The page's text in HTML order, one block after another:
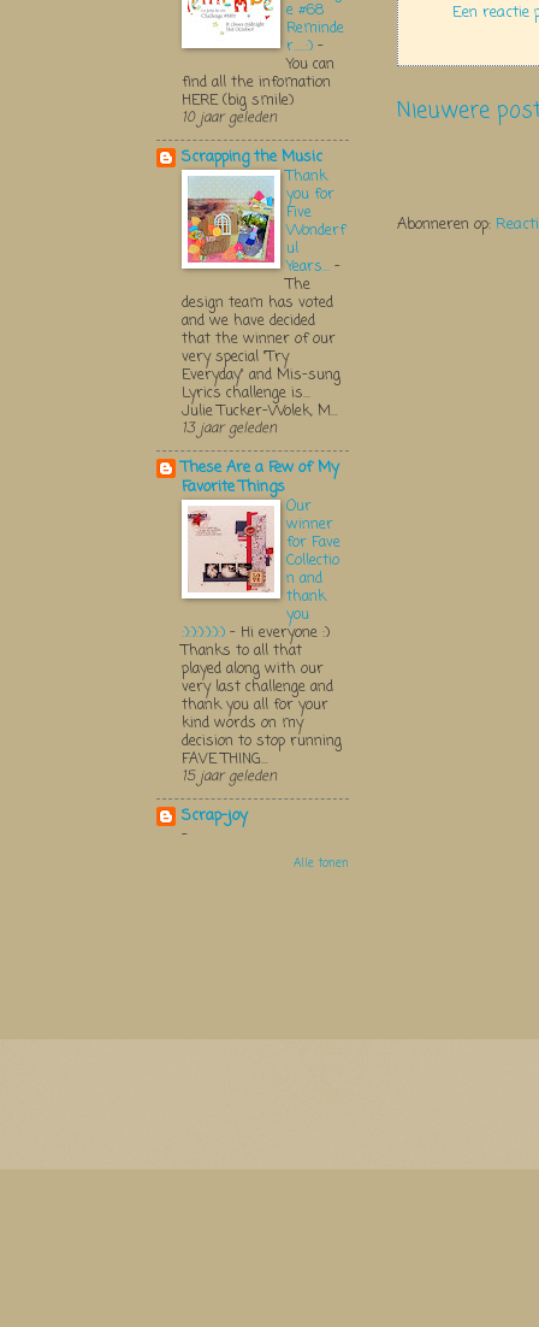
Een reactie
Nieuwere
Abonneren op:
e #68
Reminde
r.....:) -
You can
find all the infomation
HERE (big smile)
10 jaar geleden
Scrapping the Music
Thank
you for
Five
Wonderf
ul
Years... -
The
design team has voted
and we have decided
that the winner of our
very special "Try
Everyday" and Mis-sung
Lyrics challenge is...
Julie Tucker-Wolek, M...
13 jaar geleden
These Are a Few of My
Favorite Things
Our
winner
for Fave
Collectio
n and
thank
you
:):):):):):) - Hi everyone :)
Thanks to all that
played along with our
very last challenge and
thank you all for your
kind words on my
decision to stop running
FAVE THING...
15 jaar geleden
Scrap-joy
-
Alle tonen